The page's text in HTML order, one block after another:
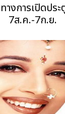
างการเปิดปร
7ส.ค.-7ก.ย.